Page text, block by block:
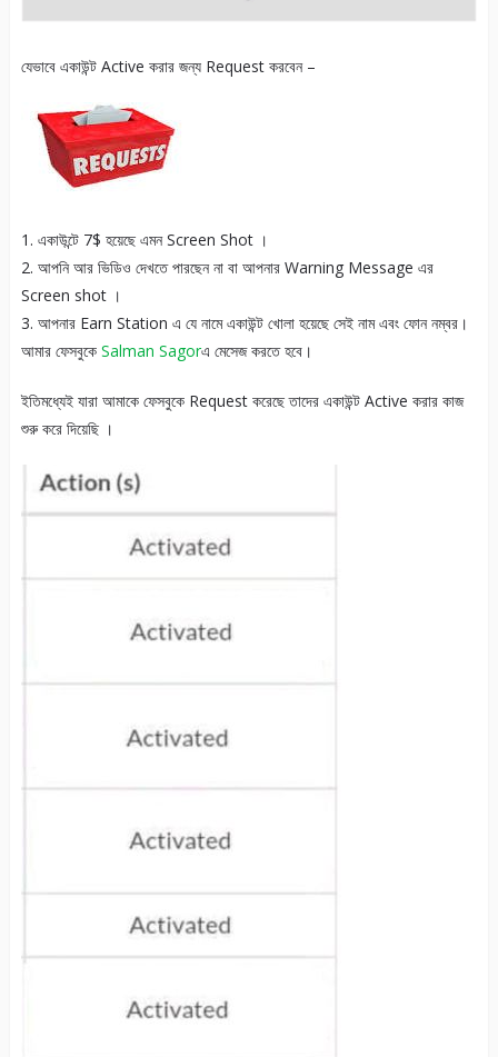
যেভাবে একাউন্ট Active করার জন্য Request করবেন –
1. একাউন্টে 7$ হয়েছে এমন Screen Shot ।
2. আপনি আর ভিডিও দেখতে পারছেন না বা আপনার Warning Message এর
Screen shot ।
3. আপনার Earn Station এ যে নামে একাউন্ট খোলা হয়েছে সেই নাম এবং ফোন নম্বর।
আমার ফেসবুকে Salman Sagorএ মেসেজ করতে হবে।
ইতিমধ্যেই যারা আমাকে ফেসবুকে Request করেছে তাদের একাউন্ট Active করার কাজ
শুরু করে দিয়েছি ।